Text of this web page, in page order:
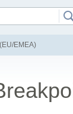
EMEA)